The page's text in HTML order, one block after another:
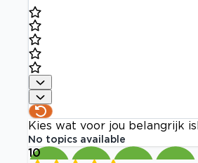
Kies wat voor jou belangrijk is
No topics available
10